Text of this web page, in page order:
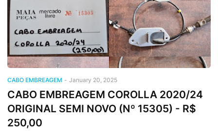
CABO EMBREAGEM - January 20, 2025
CABO EMBREAGEM COROLLA 2020/24
ORIGINAL SEMI NOVO (Nº 15305) - R$
250,00